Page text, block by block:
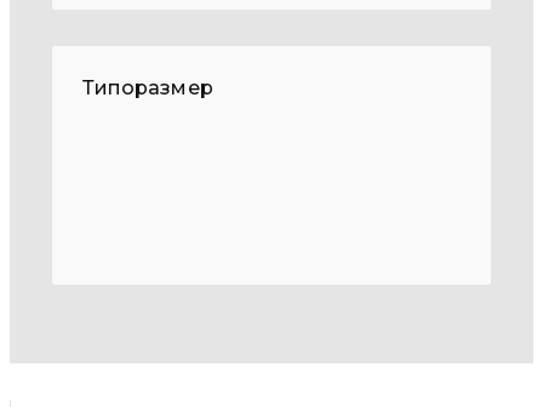
Типоразмер